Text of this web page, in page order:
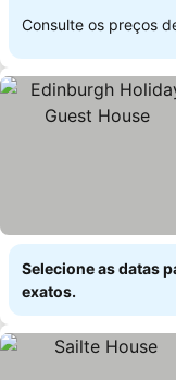
Consulte os preços
Selecione as datas
exatos.